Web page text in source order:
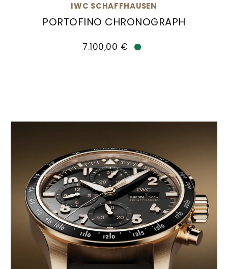
IWC SCHAFFHAUSEN
PORTOFINO CHRONOGRAPH
7.100,00 €